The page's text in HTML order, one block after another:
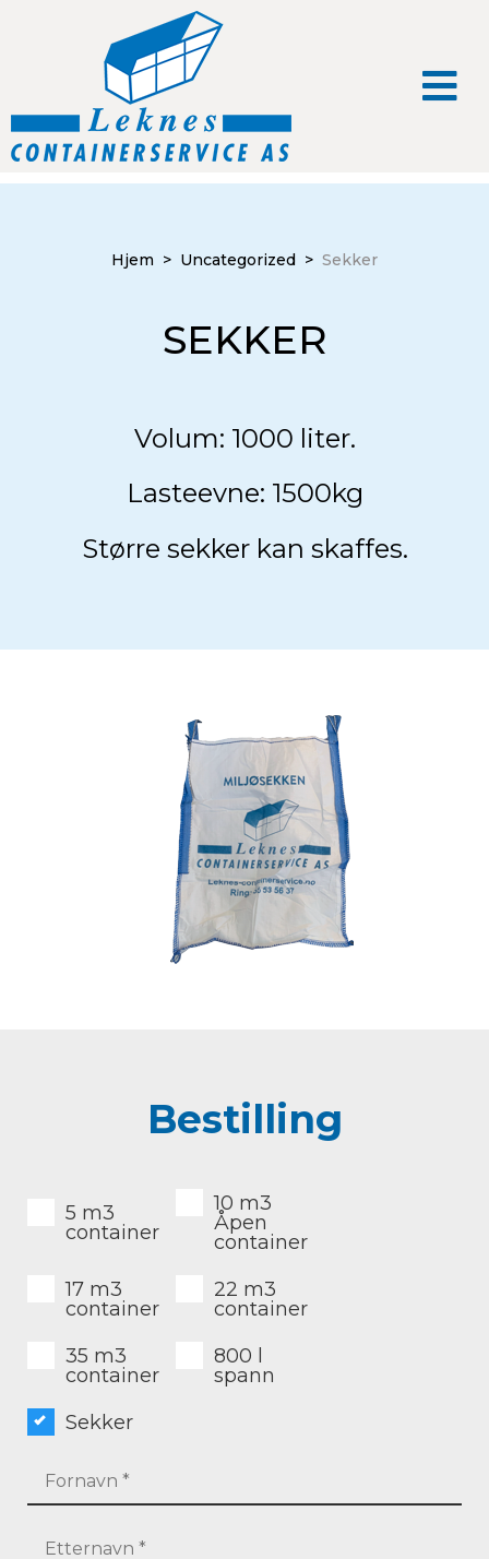
Hjem > Uncategorized > Sekker
SEKKER
Volum: 1000 liter.
Lasteevne: 1500kg
Større sekker kan skaffes.
Bestilling
5 m3
container
10 m3
Åpen
container
17 m3
container
22 m3
container
35 m3
container
800 l
spann
Sekker